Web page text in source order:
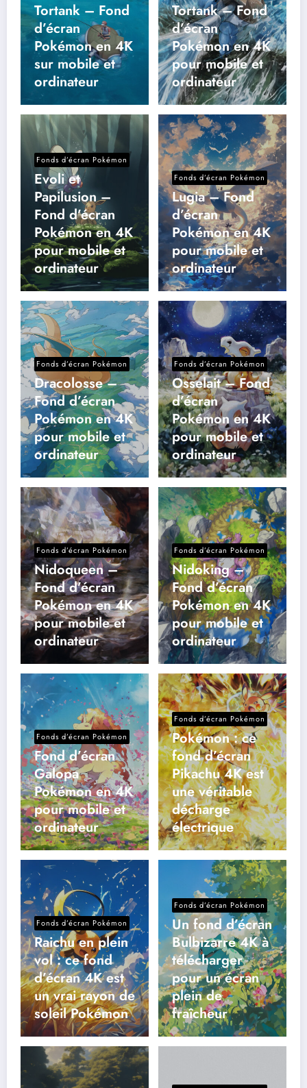
Tortank – Fond
d’écran
Pokémon en 4K
sur mobile et
ordinateur
Tortank – Fond
d’écran
Pokémon en 4K
pour mobile et
ordinateur
Fonds d’écran Pokémon
Evoli et
Papilusion –
Fond d’écran
Pokémon en 4K
pour mobile et
ordinateur
Fonds d’écran Pokémon
Lugia – Fond
d’écran
Pokémon en 4K
pour mobile et
ordinateur
Fonds d’écran Pokémon
Dracolosse –
Fond d’écran
Pokémon en 4K
pour mobile et
ordinateur
Fonds d’écran Pokémon
Osselait – Fond
d’écran
Pokémon en 4K
pour mobile et
ordinateur
Fonds d’écran Pokémon
Nidoqueen –
Fond d’écran
Pokémon en 4K
pour mobile et
ordinateur
Fonds d’écran Pokémon
Nidoking –
Fond d’écran
Pokémon en 4K
pour mobile et
ordinateur
Fonds d’écran Pokémon
Fond d’écran
Galopa
Pokémon en 4K
pour mobile et
ordinateur
Fonds d’écran Pokémon
Pokémon : ce
fond d’écran
Pikachu 4K est
une véritable
décharge
électrique
Fonds d’écran Pokémon
Raichu en plein
vol : ce fond
d’écran 4K est
un vrai rayon de
soleil Pokémon
Fonds d’écran Pokémon
Un fond d’écran
Bulbizarre 4K à
télécharger
pour un écran
plein de
fraîcheur